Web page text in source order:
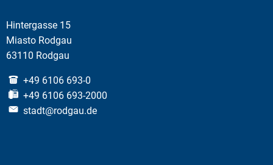
Hintergasse 15
Miasto Rodgau
63110 Rodgau
+49 6106 693-0
+49 6106 693-2000
stadt@rodgau.de